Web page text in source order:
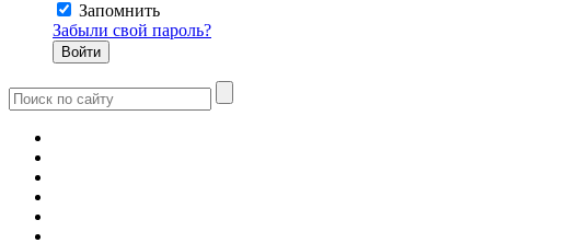
Запомнить
Забыли свой пароль?